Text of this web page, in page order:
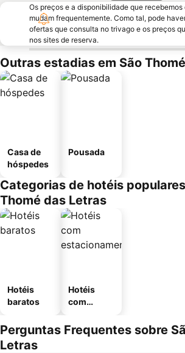
Os preços e a disponibilidade que recebemos
mudam frequentemente. Como tal, pode
ofertas que consulta no trivago e os preços
nos sites de reserva.
Outras estadias em São
Casa de
hóspedes
Pousada
Categorias de hotéis
Thomé das Letras
Hotéis
baratos
Hotéis
com
mento
Perguntas Frequentes sobre
Letras